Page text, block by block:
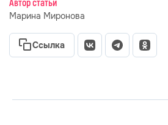
Автор статьи
Марина Миронова
Ссылка